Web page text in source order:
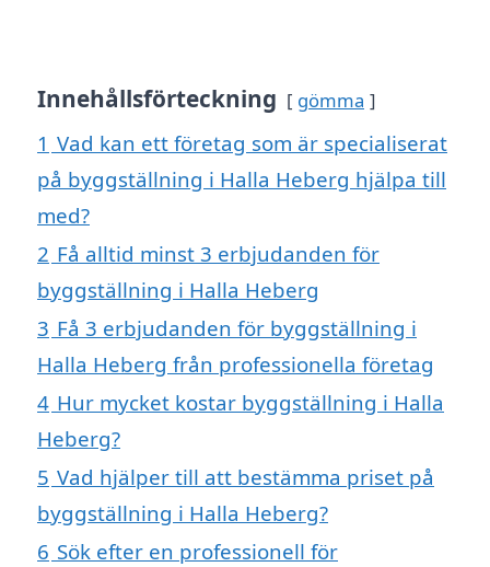
Innehållsförteckning gömma
1 Vad kan ett företag som är specialiserat
på byggställning i Halla Heberg hjälpa till
med?
2 Få alltid minst 3 erbjudanden för
byggställning i Halla Heberg
3 Få 3 erbjudanden för byggställning i
Halla Heberg från professionella företag
4 Hur mycket kostar byggställning i Halla
Heberg?
5 Vad hjälper till att bestämma priset på
byggställning i Halla Heberg?
6 Sök efter en professionell för